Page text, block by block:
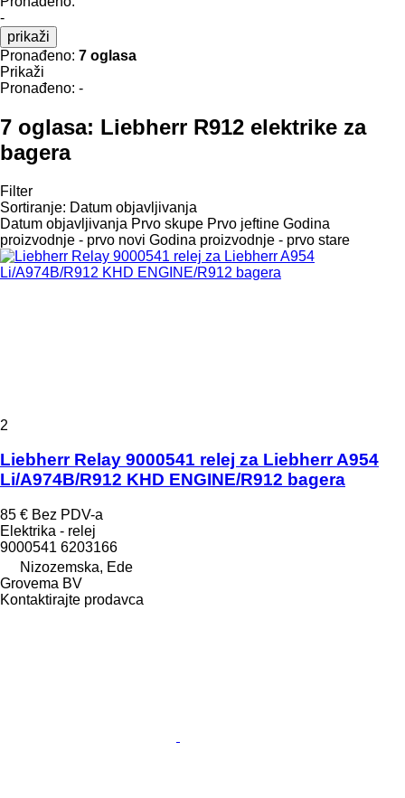
-
prikaži
Pronađeno: 7 oglasa
Prikaži
Pronađeno: -
7 oglasa: Liebherr R912 elektrike za
bagerа
Filter
Sortiranje: Datum objavljivanja
Datum objavljivanja Prvo skupe Prvo jeftine Godina
proizvodnje - prvo novi Godina proizvodnje - prvo stare
2
Liebherr Relay 9000541 relej za Liebherr A954
Li/A974B/R912 KHD ENGINE/R912 bagera
85 € Bez PDV-a
Elektrika - relej
9000541 6203166
Nizozemska, Ede
Grovema BV
Kontaktirajte prodavca